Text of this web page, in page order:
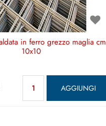
in ferro grezzo maglia cm
10x10
AGGIUNGI